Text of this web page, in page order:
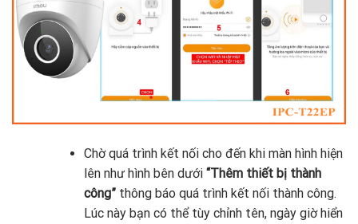
Chờ quá trình kết nối cho đến khi màn hình hiện
lên như hình bên dưới “Thêm thiết bị thành
công”thông báo quá trình kết nối thành công.
Lúc này bạn có thể tùy chỉnh tên, ngày giờ hiển